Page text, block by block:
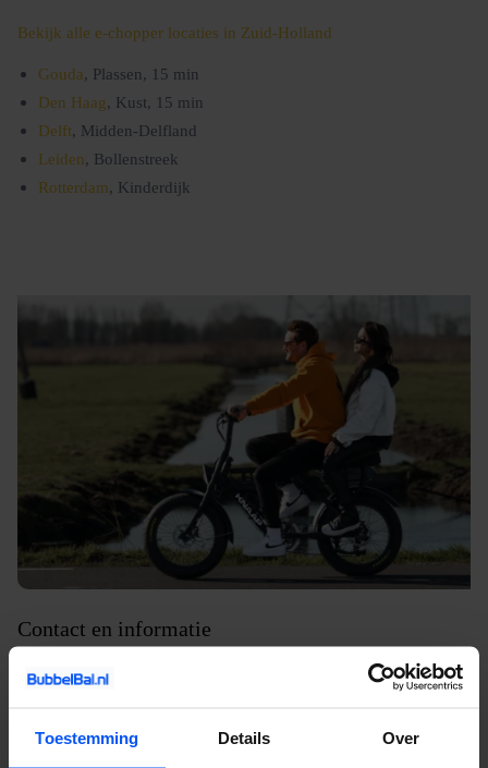
Toestemming Details Over
Bekijk alle e-chopper locaties in Zuid-Holland
Gouda, Plassen, 15 min
Den Haag, Kust, 15 min
Delft, Midden-Delfland
Leiden, Bollenstreek
Rotterdam, Kinderdijk
Contact en informatie
Ook een activiteit huren voor jouw uitje? Of heb je nog vragen
in. Dan nemen wij zo snel mogelijk contact met je op. Wij